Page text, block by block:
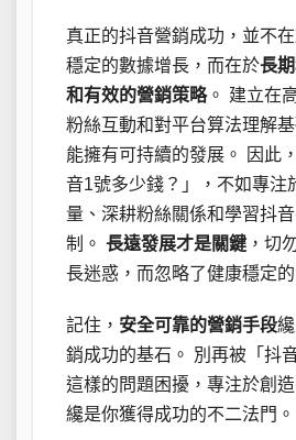
真正的抖音營銷成功，並不
穩定的數據增長，而在於長
和有效的營銷策略。 建立在
粉絲互動和對平台算法理解
能擁有可持續的發展。 因此
音1號多少錢？」，不如專注
量、深耕粉絲關係和學習抖
制。 長遠發展才是關鍵 ，切
長迷惑，而忽略了健康穩定的
記住， 安全可靠的營銷手段
銷成功的基石。 別再被「抖
這樣的問題困擾，專注於創
纔是你獲得成功的不二法門。